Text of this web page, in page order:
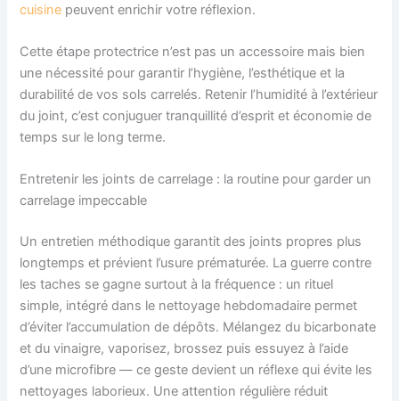
cuisine peuvent enrichir votre réflexion.
Cette étape protectrice n’est pas un accessoire mais bien
une nécessité pour garantir l’hygiène, l’esthétique et la
durabilité de vos sols carrelés. Retenir l’humidité à l’extérieur
du joint, c’est conjuguer tranquillité d’esprit et économie de
temps sur le long terme.
Entretenir les joints de carrelage : la routine pour garder un
carrelage impeccable
Un entretien méthodique garantit des joints propres plus
longtemps et prévient l’usure prématurée. La guerre contre
les taches se gagne surtout à la fréquence : un rituel
simple, intégré dans le nettoyage hebdomadaire permet
d’éviter l’accumulation de dépôts. Mélangez du bicarbonate
et du vinaigre, vaporisez, brossez puis essuyez à l’aide
d’une microfibre — ce geste devient un réflexe qui évite les
nettoyages laborieux. Une attention régulière réduit